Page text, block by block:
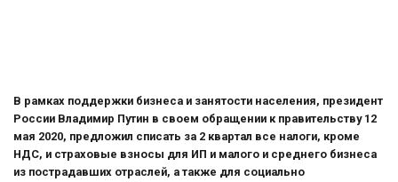
В рамках поддержки бизнеса и занятости населения, президент
России Владимир Путин в своем обращении к правительству 12
мая 2020, предложил списать за 2 квартал все налоги, кроме
НДС, и страховые взносы для ИП и малого и среднего бизнеса
из пострадавших отраслей, а также для социально